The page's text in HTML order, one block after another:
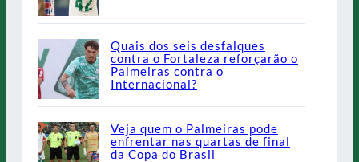
Quais dos seis desfalques
contra o Fortaleza reforçarão o
Palmeiras contra o
Internacional?
Veja quem o Palmeiras pode
enfrentar nas quartas de final
da Copa do Brasil